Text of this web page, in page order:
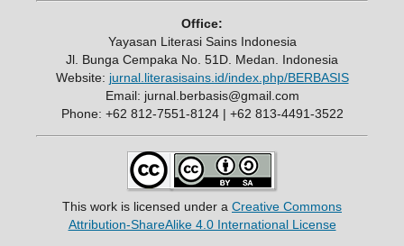
Office:
Yayasan Literasi Sains Indonesia
Jl. Bunga Cempaka No. 51D. Medan. Indonesia
Website: jurnal.literasisains.id/index.php/BERBASIS
Email: jurnal.berbasis@gmail.com
Phone: +62 812-7551-8124 | +62 813-4491-3522
This work is licensed under a Creative Commons
Attribution-ShareAlike 4.0 International License